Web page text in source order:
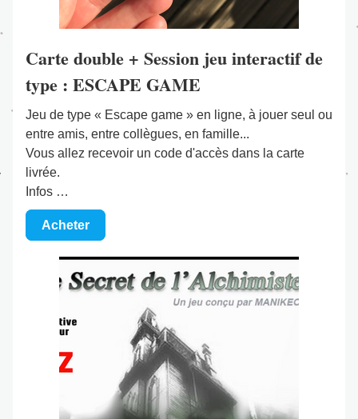
Carte double + Session jeu interactif de
type : ESCAPE GAME
Jeu de type « Escape game » en ligne, à jouer seul ou
entre amis, entre collègues, en famille...
Vous allez recevoir un code d'accès dans la carte
livrée.
Infos …
Acheter